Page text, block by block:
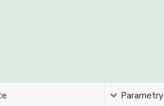
Parametry